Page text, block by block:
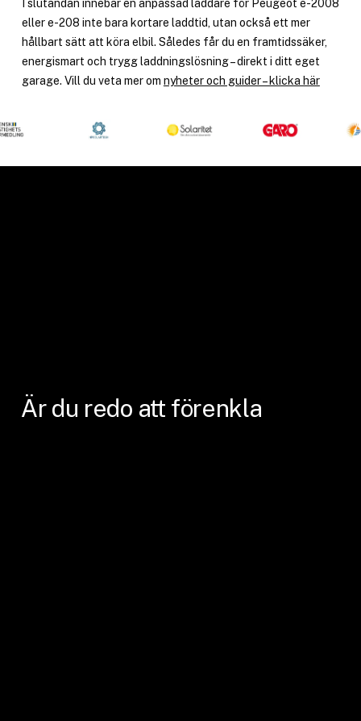
I slutändan innebär en anpassad laddare för Peugeot e-2008
eller e-208 inte bara kortare laddtid, utan också ett mer
hållbart sätt att köra elbil. Således får du en framtidssäker,
energismart och trygg laddningslösning – direkt i ditt eget
garage. Vill du veta mer om nyheter och guider – klicka här
Ärdu redo att förenkla